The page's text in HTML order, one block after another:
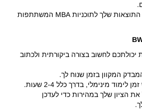
• הגשה חינם: שלח את התוצאות שלך לתוכניות MBA המשתתפות
יכולתכם לחשוב בצורה ביקורתית ולכתוב
המקוון בזמן שנוח לך.
מינימלי, בדרך כלל 2-4 שעות.
הציון שלך במהירות כדי לעדכן